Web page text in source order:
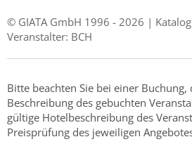
© GIATA GmbH 1996 - 2026 |
Veranstalter: BCH
Bitte beachten Sie bei einer Buchung,
Beschreibung des gebuchten
gültige Hotelbeschreibung des
Preisprüfung des jeweiligen